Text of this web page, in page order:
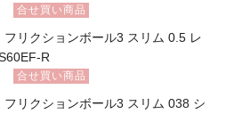
合せ買い商品
フリクションボール3 スリム 0.5 レ
R
合せ買い商品
フリクションボール3 スリム 038 シ